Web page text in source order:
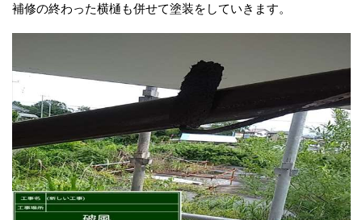
補修の終わった横樋も併せて塗装をしていきます。